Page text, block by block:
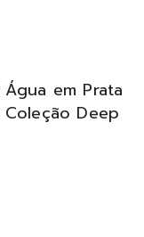
em Prata
Deep